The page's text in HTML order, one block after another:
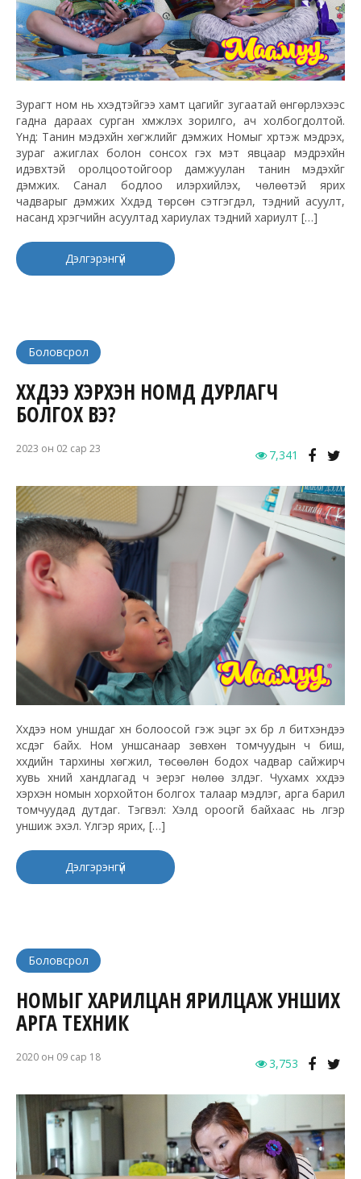
Зурагт ном нь хүүхэдтэйгээ хамт цагийг зугаатай өнгөрүүлэхээс
гадна дараах сурган хүмүүжүүлэх зорилго, ач холбогдолтой.
Үүнд: Танин мэдэхүйн хөгжлийг дэмжих Номыг хүртэж мэдрэх,
зураг ажиглах болон сонсох гэх мэт явцаар мэдрэхүйн
идэвхтэй оролцоотойгоор дамжуулан танин мэдэхүйг
дэмжих. Санал бодлоо илэрхийлэх, чөлөөтэй ярих
чадварыг дэмжих Хүүхдэд төрсөн сэтгэгдэл, тэдний асуулт,
насанд хүрэгчийн асуултад хариулах тэдний хариулт […]
Дэлгэрэнгүй
Боловсрол
ХҮҮХДЭЭ ХЭРХЭН НОМД ДУРЛАГЧ
БОЛГОХ ВЭ?
2023 он 02 сар 23 7,341
Хүүхдээ ном уншдаг хүн болоосой гэж эцэг эх бүр л битүүхэндээ
хүсдэг байх. Ном уншсанаар зөвхөн томчуудын ч биш,
хүүхдийн тархины хөгжил, төсөөлөн бодох чадвар сайжирч
хувь хүний хандлагад ч эерэг нөлөө үзүүлдэг. Чухамхүү хүүхдээ
хэрхэн номын хорхойтон болгох талаар мэдлэг, арга барил
томчуудад дутдаг. Тэгвэл: Хэлд ороогүй байхаас нь үлгэр
уншиж эхэл. Үлгэр ярих, […]
Дэлгэрэнгүй
Боловсрол
НОМЫГ ХАРИЛЦАН ЯРИЛЦАЖ УНШИХ
АРГА ТЕХНИК
2020 он 09 сар 18 3,753